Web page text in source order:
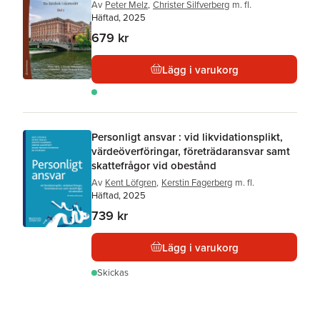
Av Peter Melz, Christer Silfverberg m. fl.
Häftad, 2025
679 kr
Lägg i varukorg
Personligt ansvar : vid likvidationsplikt,
värdeöverföringar, företrädaransvar samt
skattefrågor vid obestånd
Av Kent Löfgren, Kerstin Fagerberg m. fl.
Häftad, 2025
739 kr
Lägg i varukorg
Skickas